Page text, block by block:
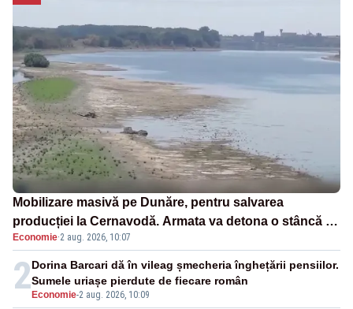
Mobilizare masivă pe Dunăre, pentru salvarea
producției la Cernavodă. Armata va detona o stâncă și
va devia apa fluviului - IMAGINI AERIENE
Economie·2 aug. 2026, 10:07
2 Economie-2 aug. 2026, 10:09
Dorina Barcari dă în vileag șmecheria înghețării pensiilor.
Sumele uriașe pierdute de fiecare român